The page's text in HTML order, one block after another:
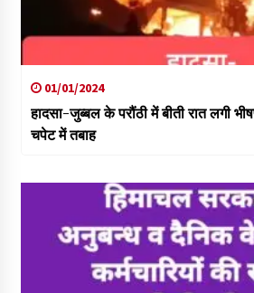
01/01/2024
हादसा-जुब्बल के परौंठी में बीती रात लगी
चपेट में तबाह